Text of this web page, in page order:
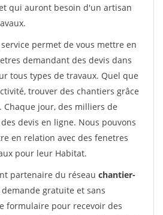
qui auront besoin d'un artisan
permet de vous mettre en
demandant des devis dans
tous types de travaux. Quel que
trouver des chantiers grâce
. Chaque jour, des milliers de
devis en ligne. Nous pouvons
en relation avec des fenetres
pour leur Habitat.
partenaire du réseau chantier-
gratuite et sans
formulaire pour recevoir des